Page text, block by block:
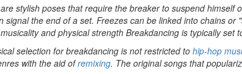
are stylish poses that require the breaker to suspend
signal the end of a set. Freezes can be linked into chains
and physical strength Breakdancing is typically set
selection for breakdancing is not restricted to hip-hop
with the aid ofremixing. The original songs that